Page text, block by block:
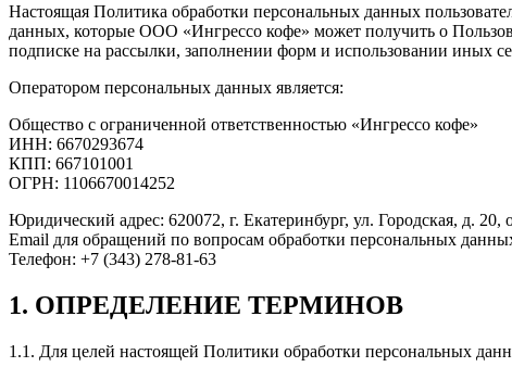
Настоящая Политика обработки персональных данных
данных, которые ООО «Ингрессо кофе» может получить о
подписке на рассылки, заполнении форм и использовании иных
Оператором персональных данных является:
Общество с ограниченной ответственностью «Ингрессо кофе»
ИНН: 6670293674
КПП: 667101001
ОГРН: 1106670014252
Юридический адрес: 620072, г. Екатеринбург, ул. Городская, д. 20,
Email для обращений по вопросам обработки персональных
Телефон: +7 (343) 278-81-63
1. ОПРЕДЕЛЕНИЕ ТЕРМИНОВ
1.1. Для целей настоящей Политики обработки персональных